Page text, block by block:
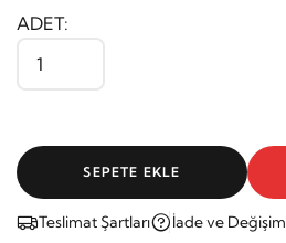
ADET:
SEPETE EKLE
Teslimat Şartları İade ve Değişim